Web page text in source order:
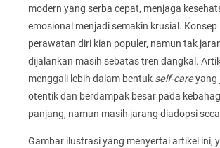
modern yang serba cepat, menjaga
emosional menjadi semakin krusial. Konsep
perawatan diri kian populer, namun tak
dijalankan masih sebatas tren dangkal.
menggali lebih dalam bentuk self-careyang
otentik dan berdampak besar pada
panjang, namun masih jarang diadopsi
Gambar ilustrasi yang menyertai artikel ini,